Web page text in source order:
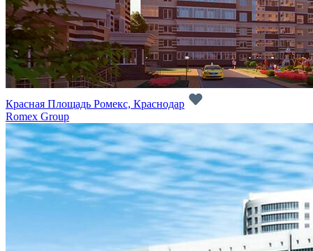
Красная Площадь Ромекс, Краснодар
Romex Group